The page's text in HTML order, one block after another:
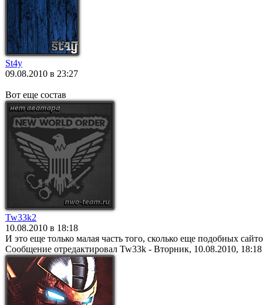
St4y
09.08.2010 в 23:27
Вот еще состав
Tw33k2
10.08.2010 в 18:18
И это еще только малая часть того, сколько еще подобных
Сообщение отредактировал Tw33k - Вторник, 10.08.2010, 18:18